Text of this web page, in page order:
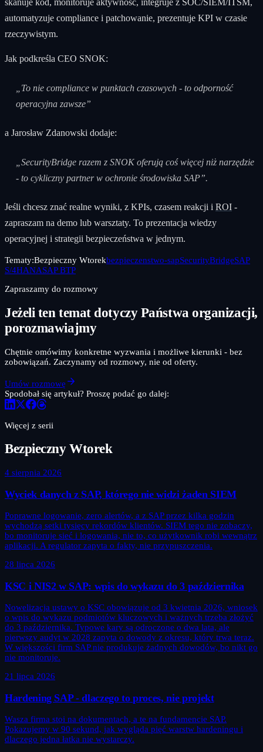
skanuje kod, monitoruje aktywność, integruje z SOC/SIEM/ITSM,
automatyzuje compliance i patchowanie, prezentuje KPI w czasie
rzeczywistym.
Jak podkreśla CEO SNOK:
„To nie compliance w punktach czasowych - to odporność
operacyjna zawsze”
a Jarosław Zdanowski dodaje:
„SecurityBridge razem z SNOK oferują coś więcej niż narzędzie
- to cykliczny partner w ochronie środowiska SAP”.
Jeśli chcesz znać realne wyniki, z KPIs, czasem reakcji i ROI -
zapraszam na demo lub warsztaty. To prezentacja wiedzy
operacyjnej i strategii bezpieczeństwa w jednym.
Tematy:Bezpieczny Wtorekbezpieczenstwo-sapSecurityBridgeSAP
S/4HANASAP BTP
Zapraszamy do rozmowy
Jeżeli ten temat dotyczy Państwa organizacji,
porozmawiajmy
Chętnie omówimy konkretne wyzwania i możliwe kierunki - bez
zobowiązań. Zaczynamy od rozmowy, nie od oferty.
Umów rozmowę
Spodobał się artykuł? Proszę podać go dalej:
Więcej z serii
Bezpieczny Wtorek
4 sierpnia 2026
Wyciek danych z SAP, którego nie widzi żaden SIEM
Poprawne logowanie, zero alertów, a z SAP przez kilka godzin
wychodzą setki tysięcy rekordów klientów. SIEM tego nie zobaczy,
bo monitoruje sieć i logowania, nie to, co użytkownik robi wewnątrz
aplikacji. A regulator zapyta o fakty, nie przypuszczenia.
28 lipca 2026
KSC i NIS2 w SAP: wpis do wykazu do 3 października
Nowelizacja ustawy o KSC obowiązuje od 3 kwietnia 2026, wniosek
o wpis do wykazu podmiotów kluczowych i ważnych trzeba złożyć
do 3 października. Typowe kary są odroczone o dwa lata, ale
pierwszy audyt w 2028 zapyta o dowody z okresu, który trwa teraz.
W większości firm SAP nie produkuje żadnych dowodów, bo nikt go
nie monitoruje.
21 lipca 2026
Hardening SAP - dlaczego to proces, nie projekt
Wasza firma stoi na dokumentach, a te na fundamencie SAP.
Pokazujemy w 90 sekund, jak wygląda pięć warstw hardeningu i
dlaczego jedna łatka nie wystarczy.